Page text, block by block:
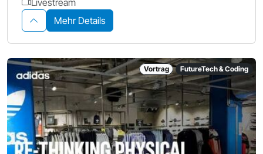
Mehr Details
Vortrag FutureTech & Coding